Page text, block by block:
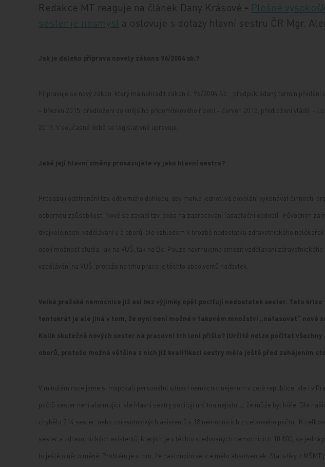
Redakce MT reaguje na článek Dany Krásové - Plošné
sester je nesmysl a oslovuje s dotazy hlavní sestru ČR Mgr.
Jak je daleko příprava novely zákona 96/2004 sb.?
Připravuje se nový zákon, který má nahradit zákon č. 96/2004 Sb. , předpokládaný termín předání
– březen 2015, předložení do vnějšího připomínkového řízení – červen 2015, předložení vládě -
2017. V současné době se legislativně upravuje.
Jaké její hlavní změny prosazujete vy jako hlavní sestra?
Prosazuji odstranění tzv. odborného dohledu, aby mohla jednotlivá povolání vykonávat činnosti,
odbornou způsobilost. Nově se zavádí tzv. doba na zapracování (adaptační období). Původním
dvojkolejnosti vzdělávání u 5 oborů, ale vzhledem k hrozbě nedostatku zdravotnického
obojí možnost studia, jak na VOŠ, tak na Bc. Pouze navrhujeme omezit vzdělávání
vzdělávání na VOŠ, protože na trhu práce je těchto absolventů nadbytek.
Velké pražské nemocnice již asi bez výjimky opět pociťují nedostatek sester. Tato krize
tentokrát je ale jiná v tom, že nyní není možné v takovém množství „nafasovat“ nové
Kolik skutečně nových sester na pracovní trh loni přišlo? (Určitě nelze počítat všechny
oborů, protože možná většina z nich již kvalifikaci sestry měla ještě před zahájením
V minulém roce jsme si mapovali personální situaci nemocnic nejenom v celé republice, ale i v
počtů sester není alarmující, ale hlavní sestry pociťují určitou nejistotu, že může být hůře. Dle
chybělo 214 sester nebo zdravotnických asistentů v 18 nemocnicích z celkového počtu. K
sester a zdravotnických asistentů, kterých je v těchto sledovaných nemocnicích 10 800, se jedná
to ještě o něco méně. Problém je v tom, že nastoupilo velice málo absolventek. Statistiky z